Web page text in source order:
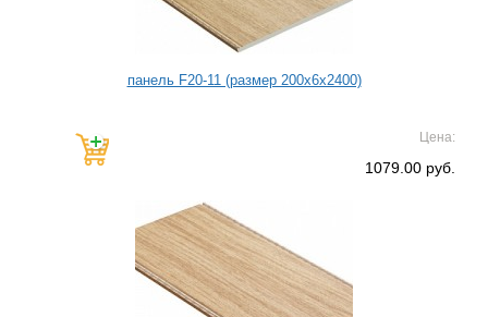
панель F20-11 (размер 200х6х2400)
Цена:
1079.00 руб.